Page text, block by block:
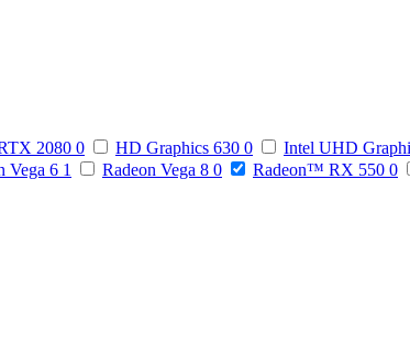
2080 0 HD Graphics 630 0
Intel UHD
Vega 6 1 Radeon Vega 8 0 Radeon™ RX 550 0